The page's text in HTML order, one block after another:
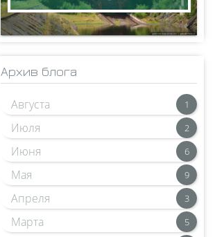
Архив блога
Августа 1
Июля 2
Июня 6
Мая 9
Апреля 3
Марта 5